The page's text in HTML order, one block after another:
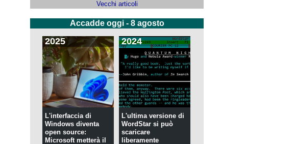
Vecchi articoli
Accadde oggi - 8 agosto
2025
L'interfaccia di
Windows diventa
open source:
Microsoft metterà il
2024
L'ultima versione di
WordStar si può
scaricare
liberamente